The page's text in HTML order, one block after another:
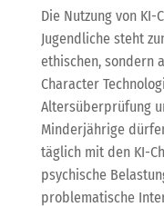
Die Nutzung von KI-
Jugendliche steht
ethischen, sondern
Character
Altersüberprüfung
Minderjährige
täglich mit den KI-
psychische
problematische